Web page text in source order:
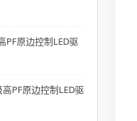
PF原边控制LED驱
高PF原边控制LED驱